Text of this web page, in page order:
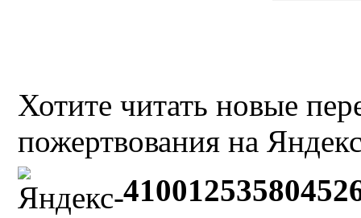
Хотите читать новые
пожертвования на